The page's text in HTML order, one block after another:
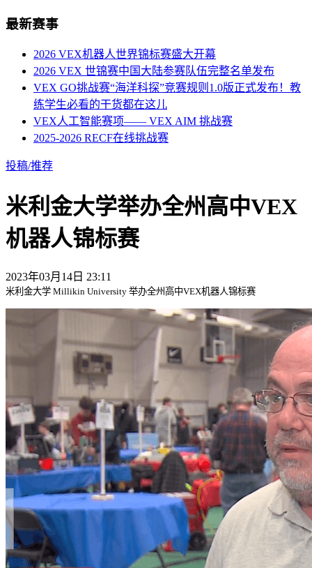
最新赛事
2026 VEX机器人世界锦标赛盛大开幕
2026 VEX 世锦赛中国大陆参赛队伍完整名单发布
VEX GO挑战赛“海洋科探”竞赛规则1.0版正式发布！教
练学生必看的干货都在这儿
VEX人工智能赛项—— VEX AIM 挑战赛
2025-2026 RECF在线挑战赛
投稿/推荐
米利金大学举办全州高中VEX
机器人锦标赛
2023年03月14日 23:11
米利金大学 Millikin University 举办全州高中VEX机器人锦标赛